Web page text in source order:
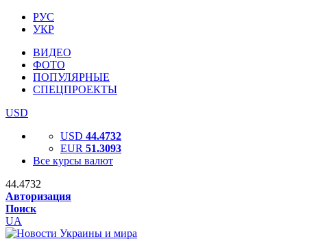
РУС
УКР
ВИДЕО
ФОТО
ПОПУЛЯРНЫЕ
СПЕЦПРОЕКТЫ
USD
USD 44.4732
EUR 51.3093
Все курсы валют
44.4732
Авторизация
Поиск
UA